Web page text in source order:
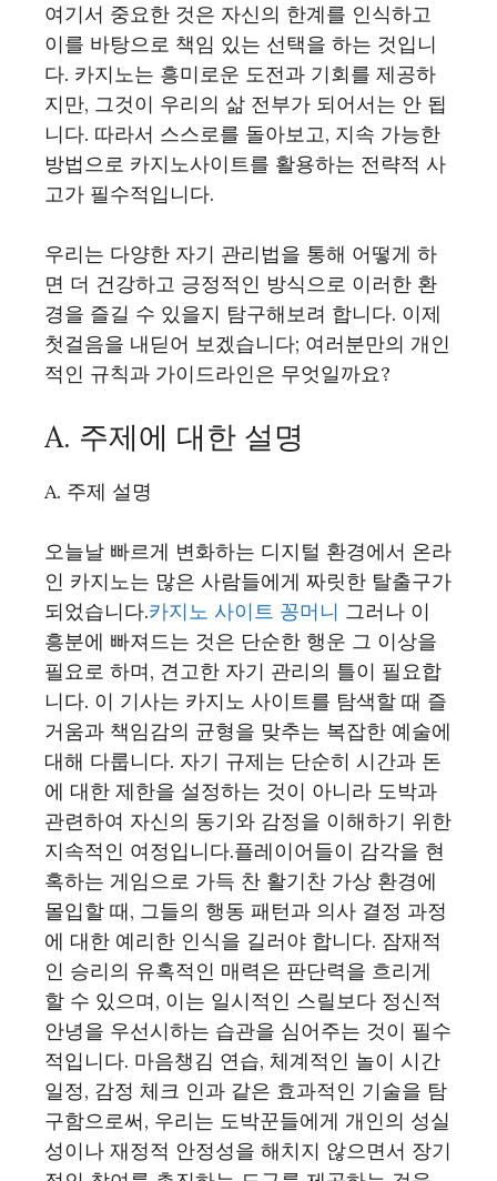
여기서 중요한 것은 자신의 한계를 인식하고
이를 바탕으로 책임 있는 선택을 하는 것입니
다. 카지노는 흥미로운 도전과 기회를 제공하
지만, 그것이 우리의 삶 전부가 되어서는 안 됩
니다. 따라서 스스로를 돌아보고, 지속 가능한
방법으로 카지노사이트를 활용하는 전략적 사
고가 필수적입니다.
우리는 다양한 자기 관리법을 통해 어떻게 하
면 더 건강하고 긍정적인 방식으로 이러한 환
경을 즐길 수 있을지 탐구해보려 합니다. 이제
첫걸음을 내딛어 보겠습니다; 여러분만의 개인
적인 규칙과 가이드라인은 무엇일까요?
A. 주제에 대한 설명
A. 주제 설명
오늘날 빠르게 변화하는 디지털 환경에서 온라
인 카지노는 많은 사람들에게 짜릿한 탈출구가
되었습니다.카지노 사이트 꽁머니 그러나 이
흥분에 빠져드는 것은 단순한 행운 그 이상을
필요로 하며, 견고한 자기 관리의 틀이 필요합
니다. 이 기사는 카지노 사이트를 탐색할 때 즐
거움과 책임감의 균형을 맞추는 복잡한 예술에
대해 다룹니다. 자기 규제는 단순히 시간과 돈
에 대한 제한을 설정하는 것이 아니라 도박과
관련하여 자신의 동기와 감정을 이해하기 위한
지속적인 여정입니다.플레이어들이 감각을 현
혹하는 게임으로 가득 찬 활기찬 가상 환경에
몰입할 때, 그들의 행동 패턴과 의사 결정 과정
에 대한 예리한 인식을 길러야 합니다. 잠재적
인 승리의 유혹적인 매력은 판단력을 흐리게
할 수 있으며, 이는 일시적인 스릴보다 정신적
안녕을 우선시하는 습관을 심어주는 것이 필수
적입니다. 마음챙김 연습, 체계적인 놀이 시간
일정, 감정 체크 인과 같은 효과적인 기술을 탐
구함으로써, 우리는 도박꾼들에게 개인의 성실
성이나 재정적 안정성을 해치지 않으면서 장기